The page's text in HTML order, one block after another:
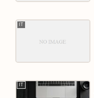
IT
IT